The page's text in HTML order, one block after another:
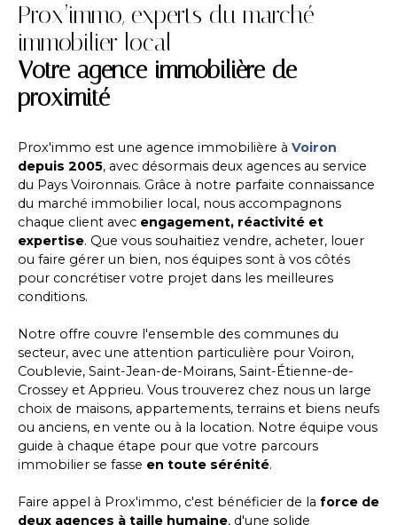
Prox’immo, experts du marché
immobilier local
Votre agence immobilière de
proximité
Prox'immo est une agence immobilière à Voiron
depuis 2005, avec désormais deux agences au service
du Pays Voironnais. Grâce à notre parfaite connaissance
du marché immobilier local, nous accompagnons
chaque client avec engagement, réactivité et
expertise. Que vous souhaitiez vendre, acheter, louer
ou faire gérer un bien, nos équipes sont à vos côtés
pour concrétiser votre projet dans les meilleures
conditions.
Notre offre couvre l'ensemble des communes du
secteur, avec une attention particulière pour Voiron,
Coublevie, Saint-Jean-de-Moirans, Saint-Étienne-de-
Crossey et Apprieu. Vous trouverez chez nous un large
choix de maisons, appartements, terrains et biens neufs
ou anciens, en vente ou à la location. Notre équipe vous
guide à chaque étape pour que votre parcours
immobilier se fasse en toute sérénité.
Faire appel à Prox'immo, c'est bénéficier de la force de
deux agences à taille humaine, d'une solide